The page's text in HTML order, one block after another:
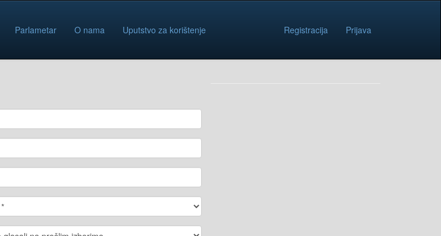
Parlametar O nama Uputstvo za korištenje Registracija Prijava